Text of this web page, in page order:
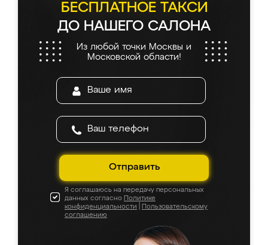
БЕСПЛАТНОЕ ТАКСИ
ДО НАШЕГО САЛОНА
Из любой точки Москвы и
Московской области!
Отправить
Я соглашаюсь на передачу персональных
данных согласно Политике
конфиденциальности
Пользовательскому
соглашению